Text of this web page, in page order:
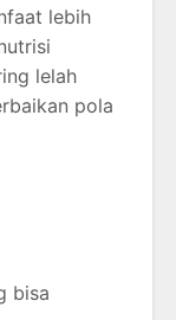
lebih
lelah
pola
bisa